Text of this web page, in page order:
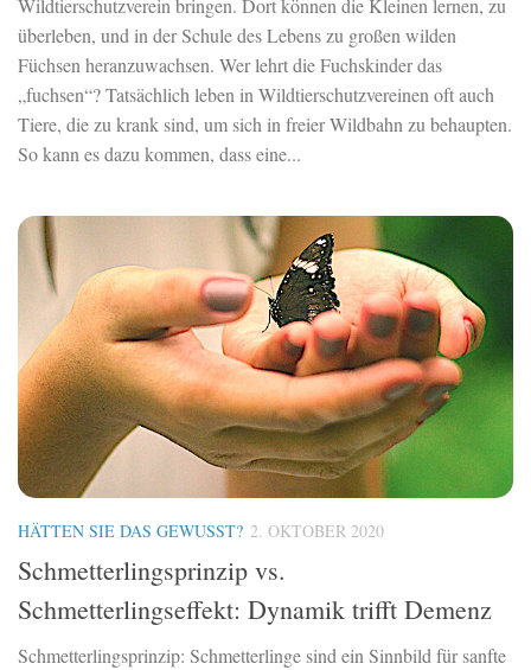
Wildtierschutzverein bringen. Dort können die Kleinen lernen, zu
überleben, und in der Schule des Lebens zu großen wilden
Füchsen heranzuwachsen. Wer lehrt die Fuchskinder das
„fuchsen“? Tatsächlich leben in Wildtierschutzvereinen oft auch
Tiere, die zu krank sind, um sich in freier Wildbahn zu behaupten.
So kann es dazu kommen, dass eine...
HÄTTEN SIE DAS GEWUSST? 2. OKTOBER 2020
Schmetterlingsprinzip vs.
Schmetterlingseffekt: Dynamik trifft Demenz
Schmetterlingsprinzip: Schmetterlinge sind ein Sinnbild für sanfte